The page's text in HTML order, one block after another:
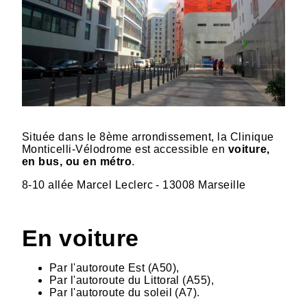
Située dans le 8ème arrondissement, la Clinique
Monticelli-Vélodrome est accessible en voiture,
en bus, ou en métro.
8-10 allée Marcel Leclerc - 13008 Marseille
En voiture
Par l'autoroute Est (A50),
Par l'autoroute du Littoral (A55),
Par l'autoroute du soleil (A7).